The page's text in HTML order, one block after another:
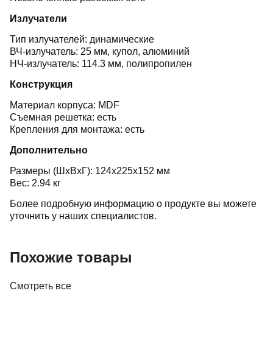
Излучатели
Тип излучателей: динамические
ВЧ-излучатель: 25 мм, купол, алюминий
НЧ-излучатель: 114.3 мм, полипропилен
Конструкция
Материал корпуса: MDF
Съемная решетка: есть
Крепления для монтажа: есть
Дополнительно
Размеры (ШхВхГ): 124x225x152 мм
Вес: 2.94 кг
Более подробную информацию о продукте вы можете
уточнить у наших специалистов.
Похожие товары
Смотреть все